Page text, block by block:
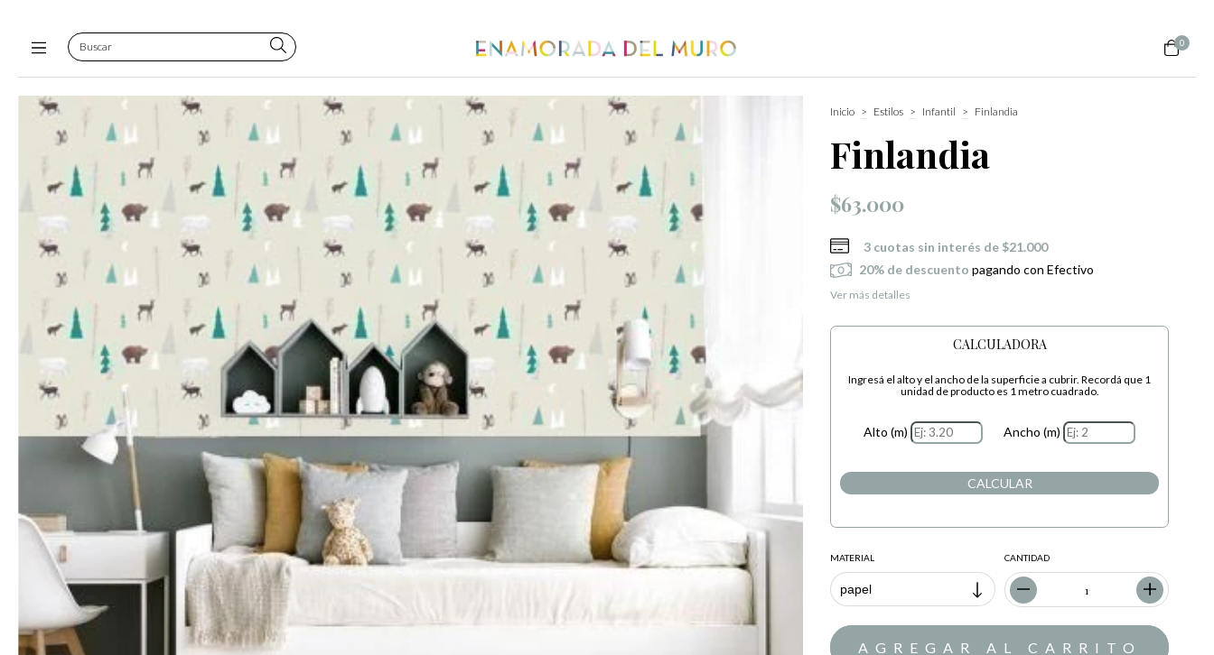
0
Inicio > Estilos > Infantil > Finlandia
Finlandia
$63.000
3 cuotas sin interés de $21.000
20% de descuento pagando con Efectivo
Ver más detalles
CALCULADORA
Ingresá el alto y el ancho de la superficie a cubrir. Recordá que 1
unidad de producto es 1 metro cuadrado.
Alto (m) Ancho (m)
CALCULAR
MATERIAL CANTIDAD